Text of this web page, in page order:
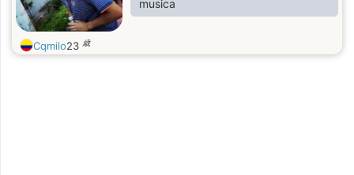
musica
Cqmilo23 歳